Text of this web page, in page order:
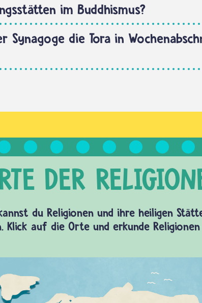
im Buddhismus?
Synagoge die Tora in
du Religionen und ihre heiligen
Klick auf die Orte und erkunde